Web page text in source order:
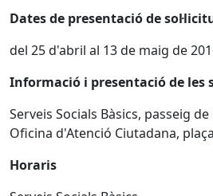
Dates de presentació de
del 25 d'abril al 13 de maig de
Informació i presentació de les
Serveis Socials Bàsics, passeig
Oficina d'Atenció Ciutadana,
Horaris